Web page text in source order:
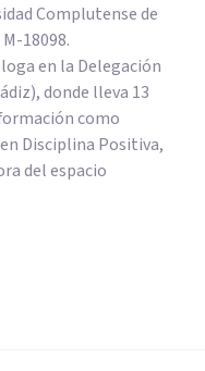
Complutense de
18098.
en la Delegación
donde lleva 13
como
Disciplina Positiva,
del espacio